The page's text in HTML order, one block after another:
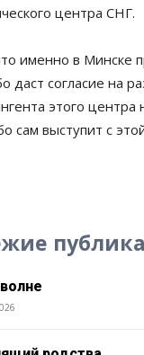
центра СНГ.
именно в Минске
даст согласие на
этого центра
сам выступит с